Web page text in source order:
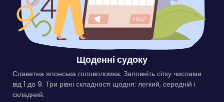
Щоденні судоку
Славетна японська головоломка. Заповніть сітку числами
від 1 до 9. Три рівні складності щодня: легкий, середній і
складний.